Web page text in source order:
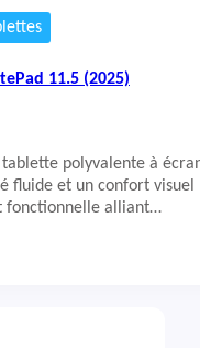
11.5 (2025)
tablette polyvalente à
fluide et un confort visuel
fonctionnelle alliant…